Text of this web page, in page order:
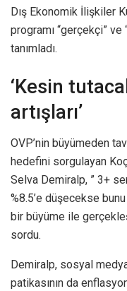
Dış Ekonomik İlişkiler
programı “gerçekçi” ve
tanımladı.
‘Kesin
artışları’
OVP’nin büyümeden
hedefini sorgulayan
Selva Demiralp, ” 3+
%8.5’e düşecekse
bir büyüme ile
sordu.
Demiralp, sosyal
patikasının da